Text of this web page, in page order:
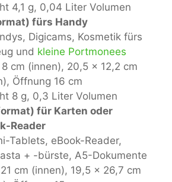
4,1 g, 0,04 Liter Volumen
fürs Handy
Digicams, Kosmetik fürs
und kleine Portmonees
cm (innen), 20,5 x 12,2 cm
Öffnung 16 cm
8 g, 0,3 Liter Volumen
für Karten oder
Reader
Tablets, eBook-Reader,
+ -bürste, A5-Dokumente
cm (innen), 19,5 x 26,7 cm